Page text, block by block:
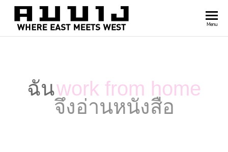
east
Menu
ฉันwork from home
จึงอ่านหนังสือ